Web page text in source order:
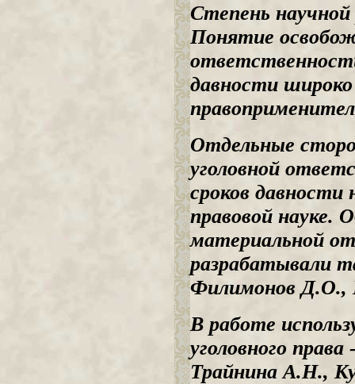
Степень
Понятие
давности широко
Отдельные
уголовной
сроков давности
правовой науке.
материальной
разрабатывали
Филимонов Д.О.,
В работе использ
уголовного права
Трайнина А.Н.,